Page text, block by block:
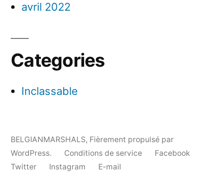
avril 2022
Categories
Inclassable
BELGIANMARSHALS, Fièrement propulsé par
WordPress.
Conditions de service
Facebook
Twitter
Instagram E-mail